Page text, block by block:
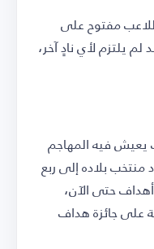
مفتوح على
يلتزم لأي نادٍ آخر،
فيه المهاجم
منتخب بلاده إلى ربع
نهائي كأس العالم 2026 وسجل 7 أهداف حتى الآن،
على جائزة هداف